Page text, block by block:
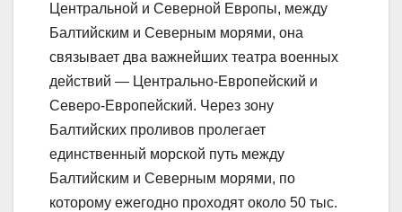
Центральной и Северной Европы, между
Балтийским и Северным морями, она
связывает два важнейших театра военных
действий — Центрально-Европейский и
Северо-Европейский. Через зону
Балтийских проливов пролегает
единственный морской путь между
Балтийским и Северным морями, по
которому ежегодно проходят около 50 тыс.